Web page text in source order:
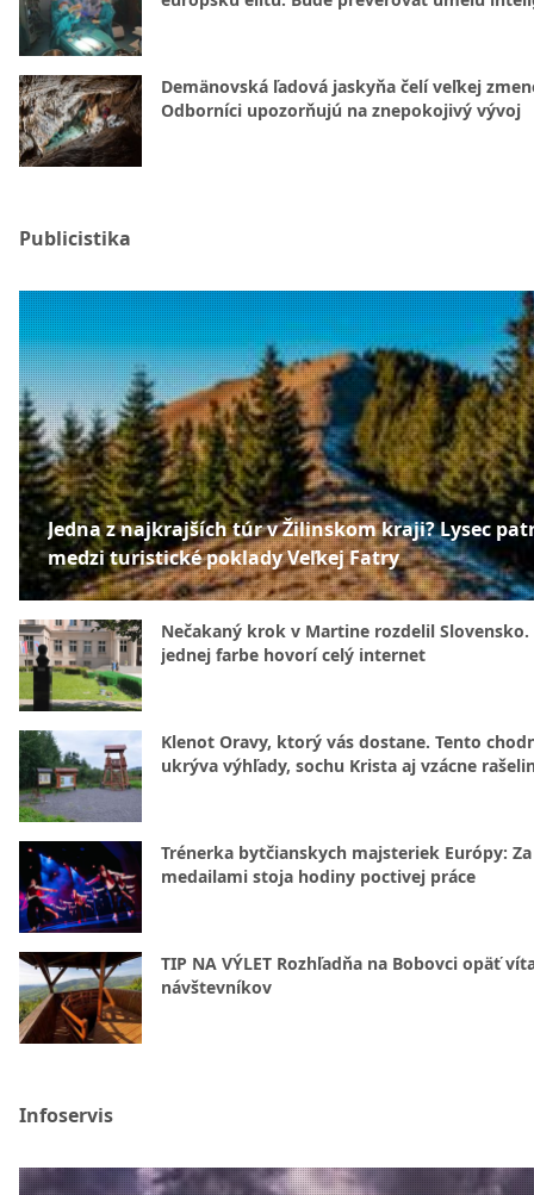
Demänovská ľadová jaskyňa čelí veľkej
Odborníci upozorňujú na znepokojivý vývoj
Publicistika
Jedna z najkrajších túr v Žilinskom kraji? Lysec
medzi turistické poklady Veľkej Fatry
Nečakaný krok v Martine rozdelil Slovensko.
jednej farbe hovorí celý internet
Klenot Oravy, ktorý vás dostane. Tento
ukrýva výhľady, sochu Krista aj vzácne
Trénerka bytčianskych majsteriek Európy: Za
medailami stoja hodiny poctivej práce
TIP NA VÝLET Rozhľadňa na Bobovci opäť
návštevníkov
Infoservis